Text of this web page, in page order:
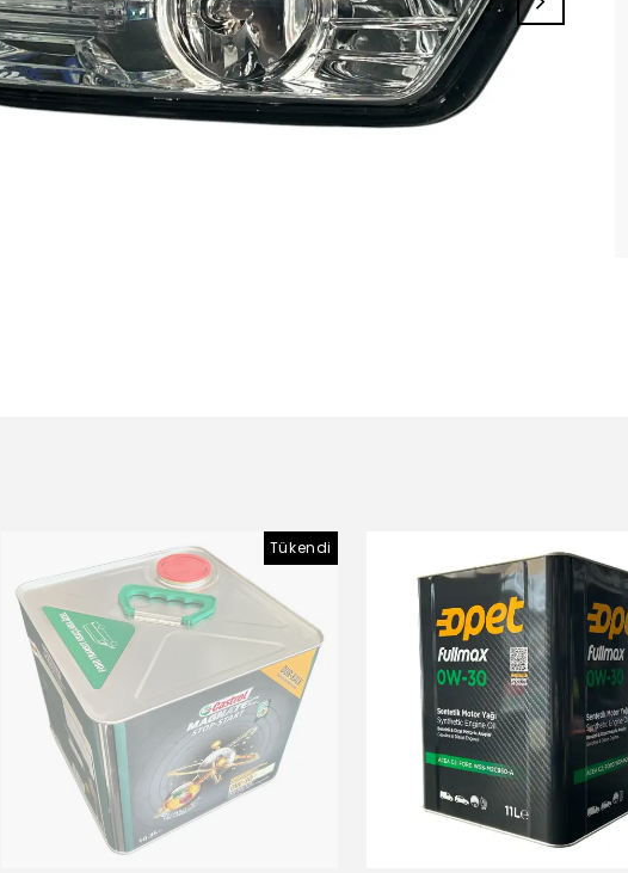
Tükendi